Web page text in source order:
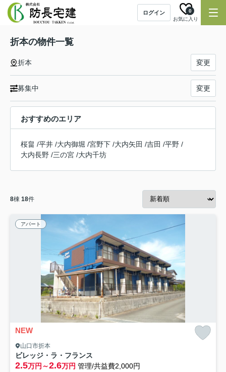
ログイン
お気に入り
0
折本の物件一覧
折本 変更
募集中 変更
おすすめのエリア
桜畠 /平井 /大内御堀 /宮野下 /大内矢田 /吉田 /平野 /
大内長野 /三の宮 /大内千坊
8棟 18件
アパート
NEW
山口市折本
ビレッジ・ラ・フランス
2.5万円～2.6万円 管理/共益費2,000円